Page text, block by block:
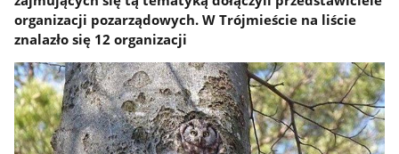
organizacji pozarządowych. W Trójmieście na liście
znalazło się 12 organizacji